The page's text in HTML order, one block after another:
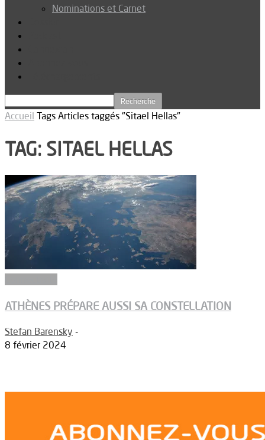
Nominations et Carnet
Accueil Tags Articles taggés "Sitael Hellas"
TAG: SITAEL HELLAS
ATHÈNES PRÉPARE AUSSI SA CONSTELLATION
Stefan Barensky -
8 février 2024